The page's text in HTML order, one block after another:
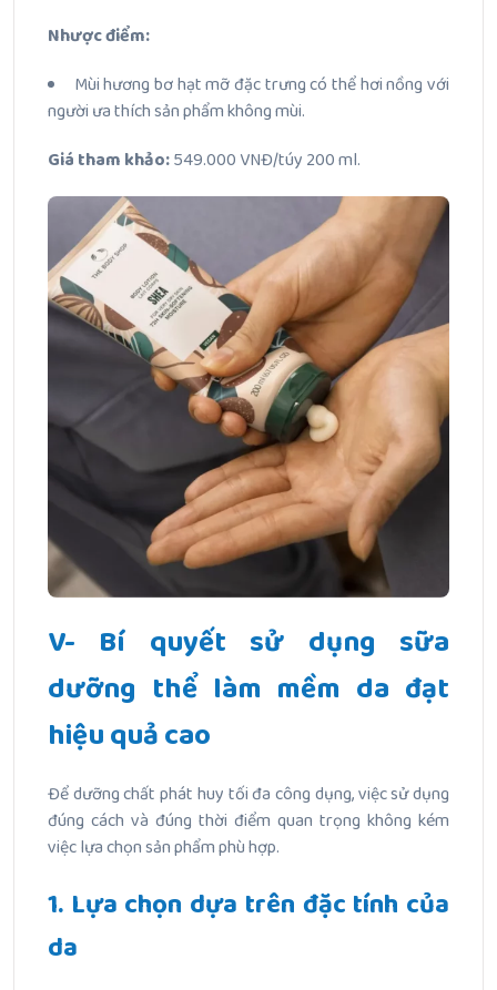
Nhược điểm:
Mùi hương bơ hạt mỡ đặc trưng có thể hơi nồng với
người ưa thích sản phẩm không mùi.
Giá tham khảo:549.000 VNĐ/túy 200 ml.
V- Bí quyết sử dụng sữa
dưỡng thể làm mềm da đạt
hiệu quả cao
Để dưỡng chất phát huy tối đa công dụng, việc sử dụng
đúng cách và đúng thời điểm quan trọng không kém
việc lựa chọn sản phẩm phù hợp.
1. Lựa chọn dựa trên đặc tính của
da